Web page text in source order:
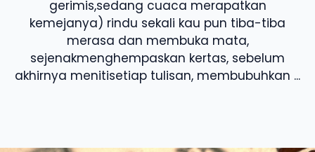
gerimis,sedang cuaca merapatkan
kemejanya) rindu sekali kau pun tiba-tiba
merasa dan membuka mata,
sejenakmenghempaskan kertas, sebelum
akhirnya menitisetiap tulisan, membubuhkan ...